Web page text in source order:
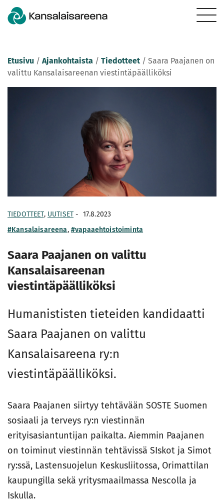
Etusivu / Ajankohtaista / Tiedotteet / Saara Paajanen on
valittu Kansalaisareenan viestintäpäälliköksi
TIEDOTTEET, UUTISET - 17.8.2023
#Kansalaisareena, #vapaaehtoistoiminta
Saara Paajanen on valittu
Kansalaisareenan
viestintäpäälliköksi
Humanististen tieteiden kandidaatti
Saara Paajanen on valittu
Kansalaisareena ry:n
viestintäpäälliköksi.
Saara Paajanen siirtyy tehtävään SOSTE Suomen
sosiaali ja terveys ry:n viestinnän
erityisasiantuntijan paikalta. Aiemmin Paajanen
on toiminut viestinnän tehtävissä SIskot ja Simot
ry:ssä, Lastensuojelun Keskusliitossa, Orimattilan
kaupungilla sekä yritysmaailmassa Nescolla ja
Iskulla.